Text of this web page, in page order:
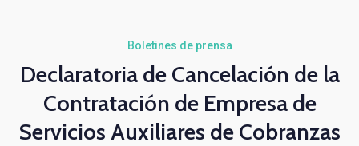
Boletines de prensa
Declaratoria de Cancelación de la
Contratación de Empresa de
Servicios Auxiliares de Cobranzas